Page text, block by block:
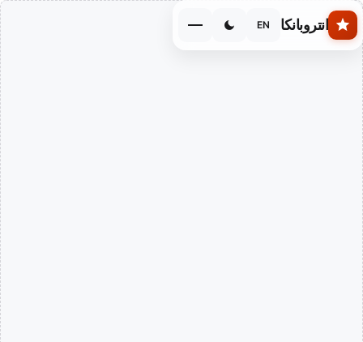
Skip to main content
انتروبانكا EN